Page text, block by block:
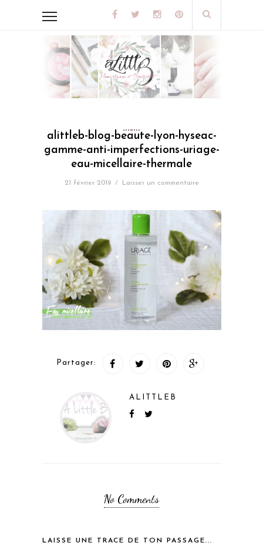
alittleb-blog-beaute-lyon-hyseac-
gamme-anti-imperfections-uriage-
eau-micellaire-thermale
21 février 2019 / Laisser un commentaire
Partager:
ALITTLEB
No Comments
LAISSE UNE TRACE DE TON PASSAGE...